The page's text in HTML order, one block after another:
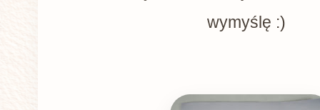
wymyślę :)